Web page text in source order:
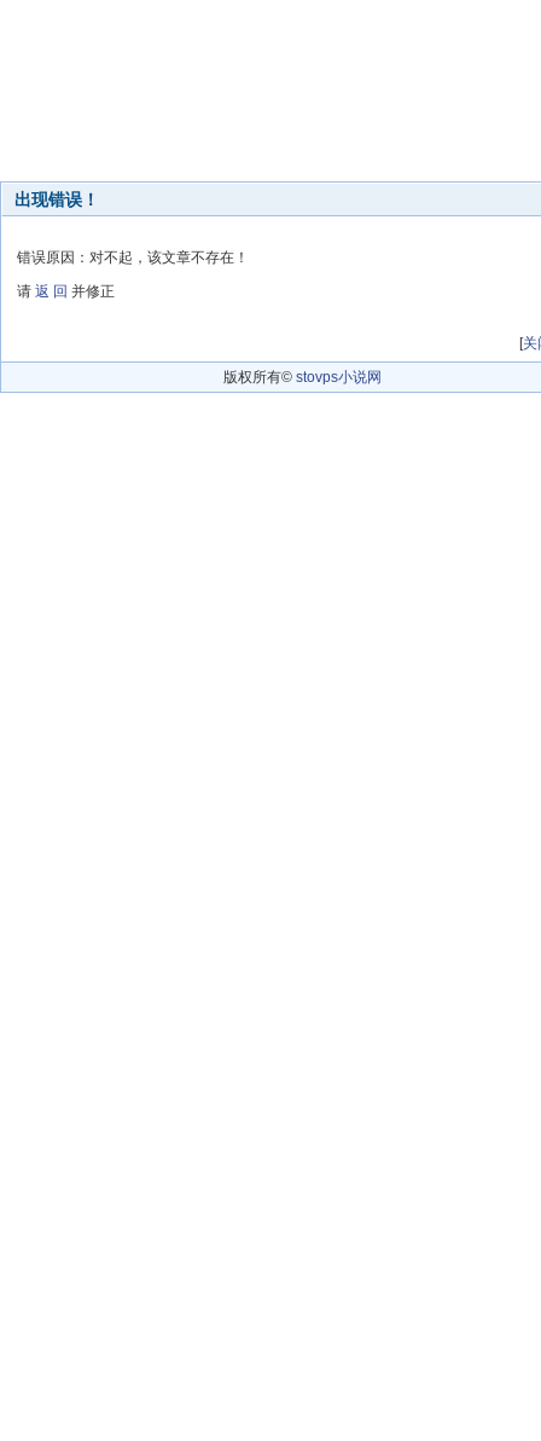
出现错误！
错误原因：对不起，该文章不存在！
请 返 回 并修正
[关
版权所有© stovps小说网